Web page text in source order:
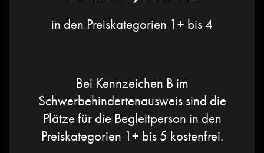
in den Preiskategorien 1+ bis 4
Bei Kennzeichen B im
Schwerbehindertenausweis sind die
Plätze für die Begleitperson in den
Preiskategorien 1+ bis 5 kostenfrei.